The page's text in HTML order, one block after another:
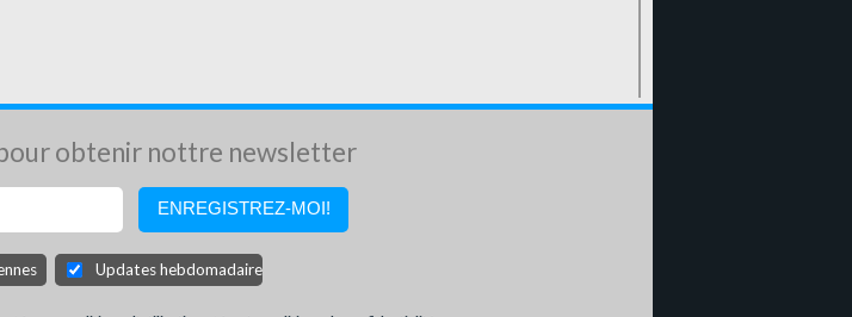
obtenir nottre newsletter
Updates hebdomadaires